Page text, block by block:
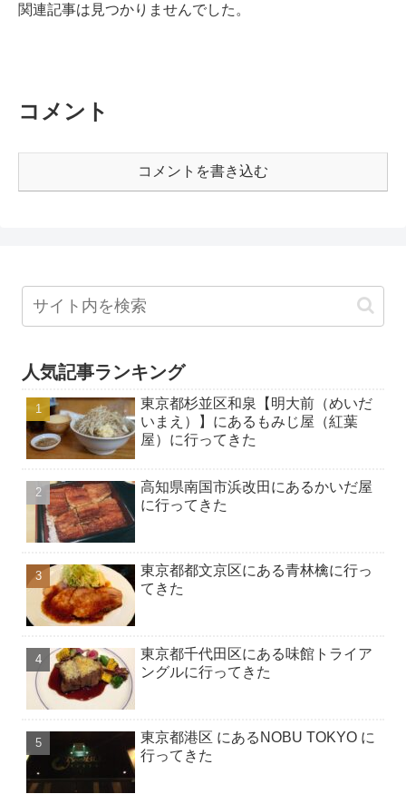
関連記事は見つかりませんでした。
コメント
コメントを書き込む
人気記事ランキング
東京都杉並区和泉【明大前（めいだ
いまえ）】にあるもみじ屋（紅葉
屋）に行ってきた
高知県南国市浜改田にあるかいだ屋
に行ってきた
東京都都文京区にある青林檎に行っ
てきた
東京都千代田区にある味館トライア
ングルに行ってきた
東京都港区 にあるNOBU TOKYO に
行ってきた